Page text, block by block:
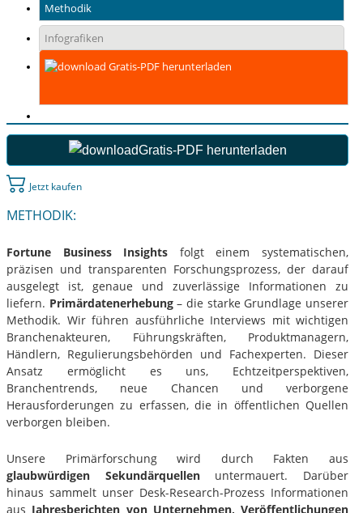
Methodik
Infografiken
Gratis-PDF herunterladen
Gratis-PDF herunterladen
Jetzt kaufen
METHODIK:
Fortune Business Insights folgt einem systematischen,
präzisen und transparenten Forschungsprozess, der darauf
ausgelegt ist, genaue und zuverlässige Informationen zu
liefern. Primärdatenerhebung– die starke Grundlage unserer
Methodik. Wir führen ausführliche Interviews mit wichtigen
Branchenakteuren, Führungskräften, Produktmanagern,
Händlern, Regulierungsbehörden und Fachexperten. Dieser
Ansatz ermöglicht es uns, Echtzeitperspektiven,
Branchentrends, neue Chancen und verborgene
Herausforderungen zu erfassen, die in öffentlichen Quellen
verborgen bleiben.
Unsere Primärforschung wird durch Fakten aus
glaubwürdigen Sekundärquellenuntermauert. Darüber
hinaus sammelt unser Desk-Research-Prozess Informationen
aus Jahresberichten von Unternehmen, Veröffentlichungen